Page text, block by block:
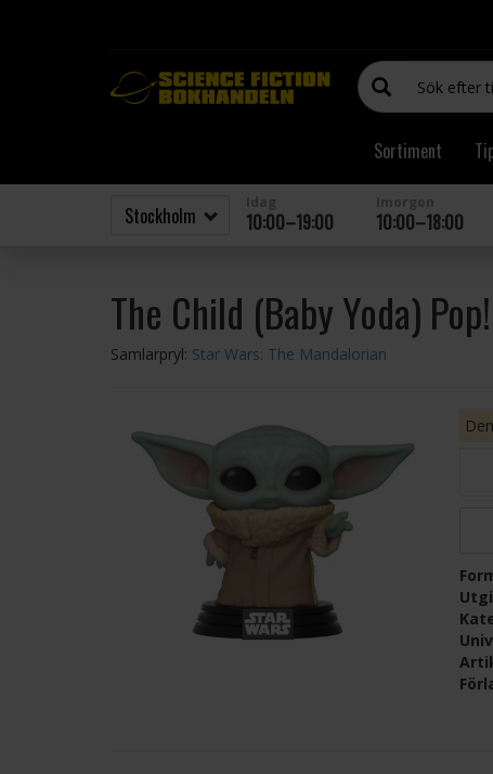
Sortiment
10:00–19:00 10:00–18:00
The Child (Baby Yoda)
Samlarpryl: Star Wars: The Mandalorian